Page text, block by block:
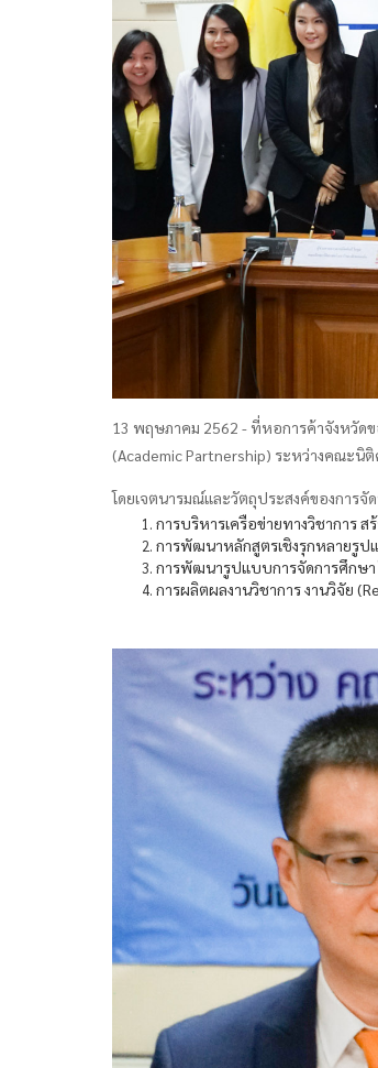
13 พฤษภาคม 2562 - ที่หอการค้าจังหวัด
(Academic Partnership) ระหว่างคณะ
โดยเจตนารมณ์และวัตถุประสงค์ของการ
การบริหารเครือข่ายทางวิชาการ
การพัฒนาหลักสูตรเชิงรุกหลายรูป
การพัฒนารูปแบบการจัดการศึกษา
การผลิตผลงานวิชาการ งานวิจัย